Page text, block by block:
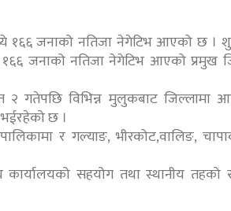
१६६ जनाको नतिजा नेगेटिभ आएको छ ।
जनाको नतिजा नेगेटिभ आएको प्रमुख
गतेपछि विभिन्न मुलुकबाट जिल्लामा
छ ।
र गल्याङ, भीरकोट,वालिङ,
सहयोग तथा स्थानीय तहको